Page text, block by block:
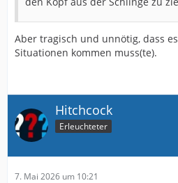
Aber tragisch und unnötig, dass
Situationen kommen muss(te).
Hitchcock
Erleuchteter
7. Mai 2026 um 10:21